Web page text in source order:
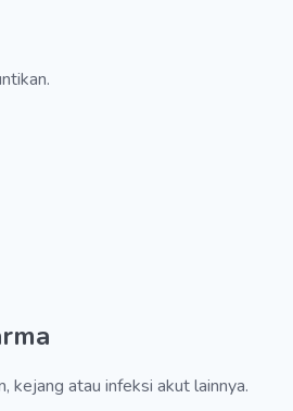
kejang atau infeksi akut lainnya.